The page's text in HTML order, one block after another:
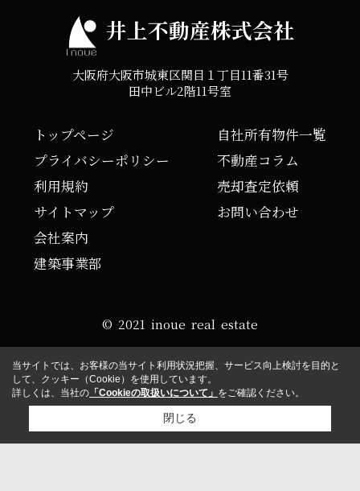
井上不動産株式会社
大阪府大阪市城東区関目１丁目11番31号
田中ビル2階11号室
トップページ
プライバシーポリシー
利用規約
サイトマップ
会社案内
建築事業部
自社所有物件一覧
不動産コラム
売却査定依頼
お問い合わせ
© 2021 inoue real estate
当サイトでは、お客様の当サイト利用状況把握、サービス向上検討を目的と
して、クッキー（Cookie）を使用しています。
詳しくは、当社の 「Cookieの取扱いについて」 をご確認ください。
閉じる